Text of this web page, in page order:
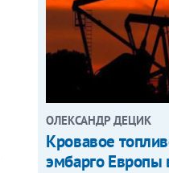
ОЛЕКСАНДР ДЕЦИК
Кровавое
эмбарго Европы